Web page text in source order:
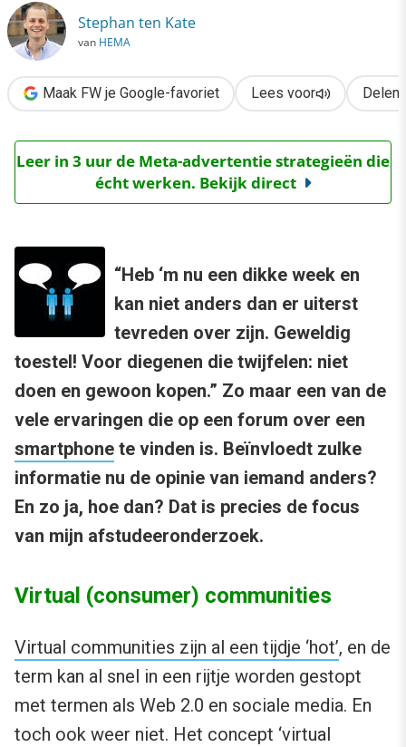
Stephan ten Kate
van HEMA
Maak FW je Google-favoriet Lees voor Delen
Leer in 3 uur de Meta-advertentie strategieën die
écht werken. Bekijk direct
“Heb ‘m nu een dikke week en
kan niet anders dan er uiterst
tevreden over zijn. Geweldig
toestel! Voor diegenen die twijfelen: niet
doen en gewoon kopen.” Zo maar een van de
vele ervaringen die op een forum over een
smartphone te vinden is. Beïnvloedt zulke
informatie nu de opinie van iemand anders?
En zo ja, hoe dan? Dat is precies de focus
van mijn afstudeeronderzoek.
Virtual (consumer) communities
Virtual communities zijn al een tijdje ‘hot’, en de
term kan al snel in een rijtje worden gestopt
met termen als Web 2.0 en sociale media. En
toch ook weer niet. Het concept ‘virtual